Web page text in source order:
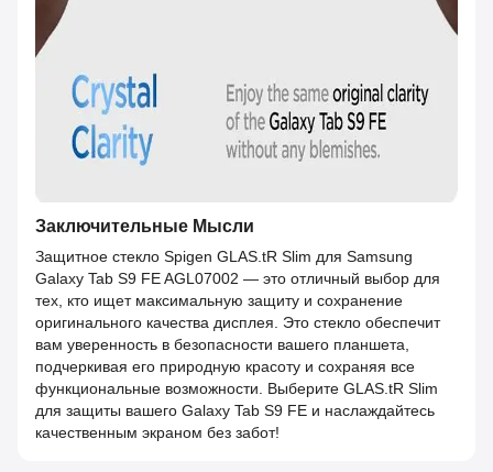
Заключительные Мысли
Защитное стекло Spigen GLAS.tR Slim для Samsung
Galaxy Tab S9 FE AGL07002 — это отличный выбор для
тех, кто ищет максимальную защиту и сохранение
оригинального качества дисплея. Это стекло обеспечит
вам уверенность в безопасности вашего планшета,
подчеркивая его природную красоту и сохраняя все
функциональные возможности. Выберите GLAS.tR Slim
для защиты вашего Galaxy Tab S9 FE и наслаждайтесь
качественным экраном без забот!